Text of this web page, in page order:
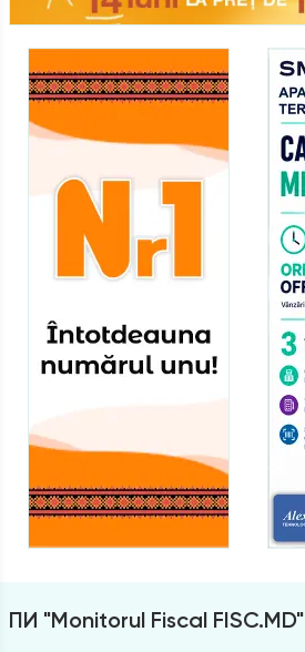
ПИ "Monitorul Fiscal FISC.MD"